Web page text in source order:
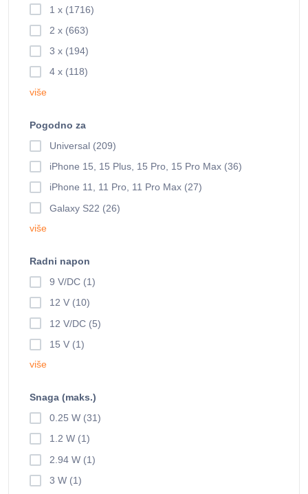
1 x (1716)
2 x (663)
3 x (194)
4 x (118)
više
Pogodno za
Universal (209)
iPhone 15, 15 Plus, 15 Pro, 15 Pro Max (36)
iPhone 11, 11 Pro, 11 Pro Max (27)
Galaxy S22 (26)
više
Radni napon
9 V/DC (1)
12 V (10)
12 V/DC (5)
15 V (1)
više
Snaga (maks.)
0.25 W (31)
1.2 W (1)
2.94 W (1)
3 W (1)